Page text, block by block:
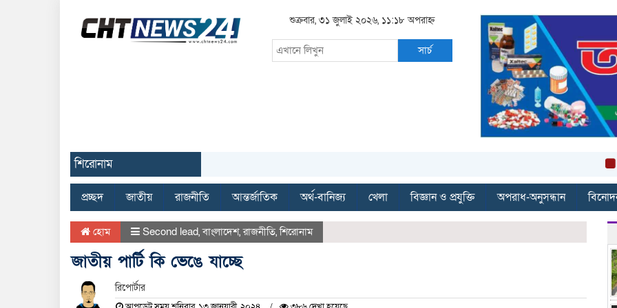
শুক্রবার, ৩১ জুলাই ২০২৬, ১১:১৮ অপরাহ্ন
সার্চ
শিরোনাম
প্রচ্ছদ জাতীয় রাজনীতি আন্তর্জাতিক অর্থ-বানিজ্য খেলা বিজ্ঞান ও প্রযুক্তি অপরাধ-অনুসন্ধান
হোম Second lead,বাংলাদেশ,রাজনীতি,শিরোনাম
জাতীয় পার্টি কি ভেঙে যাচ্ছে
রিপোর্টার